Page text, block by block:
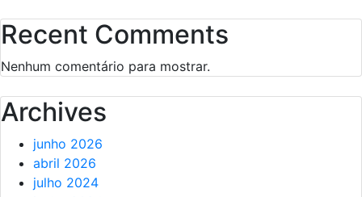
Recent Comments
Nenhum comentário para mostrar.
Archives
junho 2026
abril 2026
julho 2024